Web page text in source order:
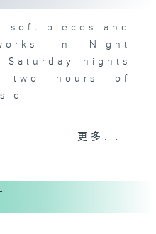
soft pieces and
in Night
Saturday nights
two hours of
and sleepless,
不了氣質優雅的作
國音樂送上。週五和
更多...